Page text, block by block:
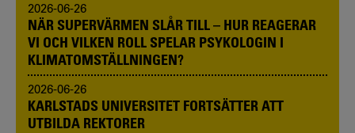
2026-06-26
NÄR SUPERVÄRMEN SLÅR TILL – HUR REAGERAR
VI OCH VILKEN ROLL SPELAR PSYKOLOGIN I
KLIMATOMSTÄLLNINGEN?
2026-06-26
KARLSTADS UNIVERSITET FORTSÄTTER ATT
UTBILDA REKTORER